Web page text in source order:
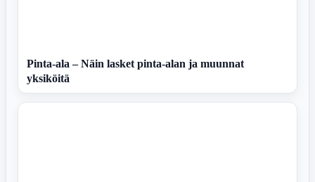
Pinta-ala – Näin lasket pinta-alan ja muunnat
yksiköitä